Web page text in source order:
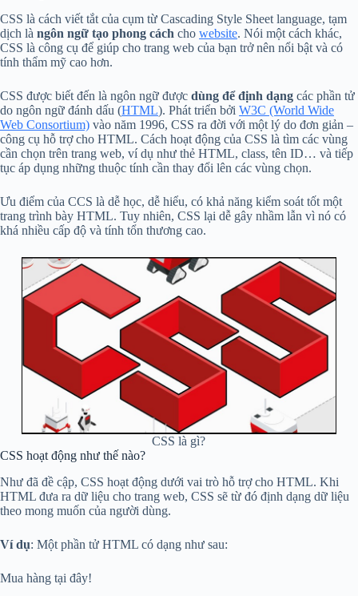
CSS là cách viết tắt của cụm từ Cascading Style Sheet language, tạm
dịch là ngôn ngữ tạo phong cách cho website. Nói một cách khác,
CSS là công cụ để giúp cho trang web của bạn trở nên nổi bật và có
tính thẩm mỹ cao hơn.
CSS được biết đến là ngôn ngữ được dùng để định dạng các phần tử
do ngôn ngữ đánh dấu (HTML). Phát triển bởi W3C (World Wide
Web Consortium) vào năm 1996, CSS ra đời với một lý do đơn giản –
công cụ hỗ trợ cho HTML. Cách hoạt động của CSS là tìm các vùng
cần chọn trên trang web, ví dụ như thẻ HTML, class, tên ID… và tiếp
tục áp dụng những thuộc tính cần thay đổi lên các vùng chọn.
Ưu điểm của CCS là dễ học, dễ hiểu, có khả năng kiểm soát tốt một
trang trình bày HTML. Tuy nhiên, CSS lại dễ gây nhầm lẫn vì nó có
khá nhiều cấp độ và tính tổn thương cao.
CSS là gì?
CSS hoạt động như thế nào?
Như đã đề cập, CSS hoạt động dưới vai trò hỗ trợ cho HTML. Khi
HTML đưa ra dữ liệu cho trang web, CSS sẽ từ đó định dạng dữ liệu
theo mong muốn của người dùng.
Ví dụ: Một phần tử HTML có dạng như sau:
Mua hàng tại đây!